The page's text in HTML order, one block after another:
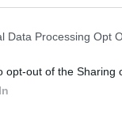
Data Processing Opt
opt-out of the Sharing
számára a
a Vodafone,
44%-ban